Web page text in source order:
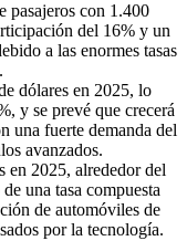
pasajeros con 1.400
del 16% y un
a las enormes tasas
dólares en 2025, lo
y se prevé que crecerá
una fuerte demanda del
avanzados.
en 2025, alrededor del
una tasa compuesta
de automóviles de
​​por la tecnología.